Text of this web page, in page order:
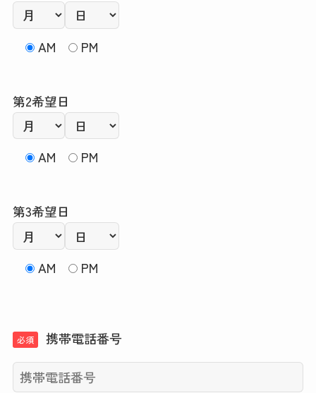
AM PM
第2希望日
AM PM
第3希望日
AM PM
必須 携帯電話番号